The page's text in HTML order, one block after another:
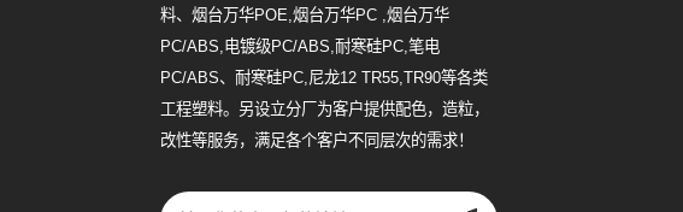
料、烟台万华POE,烟台万华PC ,烟台万华
PC/ABS,电镀级PC/ABS,耐寒硅PC,笔电
PC/ABS、耐寒硅PC,尼龙12 TR55,TR90等各类
工程塑料。另设立分厂为客户提供配色，造粒，
改性等服务，满足各个客户不同层次的需求！